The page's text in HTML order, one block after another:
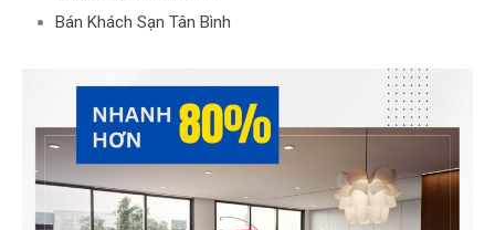
Bán Khách Sạn Tân Bình